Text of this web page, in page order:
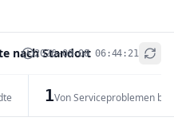
nach Standort
2026-08-08 06:44:21
1Von Serviceproblemen
+